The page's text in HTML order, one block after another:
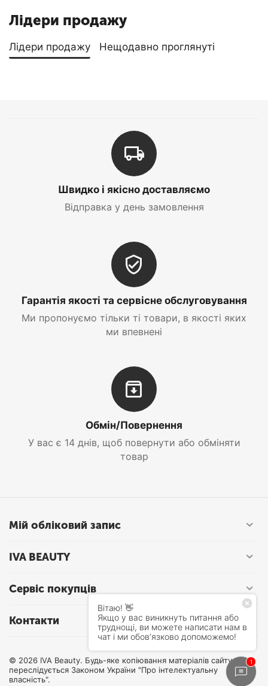
Лідери продажу
Лідери продажу Нещодавно проглянуті
Швидко і якісно доставляємо
Відправка у день замовлення
Гарантія якості та сервісне обслуговування
Ми пропонуємо тільки ті товари, в якості яких
ми впевнені
Обмін/Повернення
У вас є 14 днів, щоб повернути або обміняти
товар
Мій обліковий запис
IVA BEAUTY
Сервіс покупців
Контакти
© 2026 IVA Beauty. Будь-яке копіювання матеріалів сайту
переслідується Законом України "Про інтелектуальну
власність".